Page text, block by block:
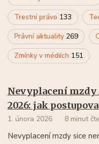
Trestní právo 133
Právní aktuality 269
Zmínky v médiích 151
Nevyplacení mzdy
2026: jak
1. února 2026 8 minut
Nevyplacení mzdy sice